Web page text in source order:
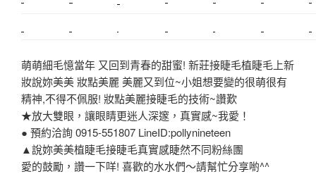
萌萌細毛憶當年 又回到青春的甜蜜! 新莊接睫毛植睫毛上新
妝說妳美美 妝點美麗 美麗又到位~小姐想要變的很萌很有
精神,不得不佩服! 妝點美麗接睫毛的技術~讚歎
★放大雙眼，讓眼睛更迷人深邃，真實感~我愛！
● 預約洽詢 0915-551807 LineID:pollynineteen
▲說妳美美植睫毛接睫毛真實感睫然不同粉絲團
愛的鼓勵，讚一下咩! 喜歡的水水們～請幫忙分享喲^^